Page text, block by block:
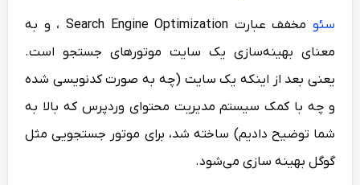
سئو
مخفف عبارت Search Engine Optimization ، و به
معنای بهینه‌سازی یک سایت موتورهای جستجو است.
یعنی بعد از اینکه یک سایت (چه به صورت کدنویسی شده
و چه با کمک سیستم مدیریت محتوای وردپرس که بالا به
شما توضیح دادیم) ساخته شد، برای موتور جستجویی مثل
گوگل بهینه سازی می‌شود.